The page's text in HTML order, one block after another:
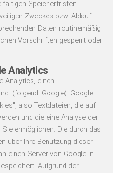
Speicherfristen
Zweckes bzw. Ablauf
Daten routinemäßig
Vorschriften gesperrt oder
Analytics
Analytics, einen
(folgend: Google). Google
also Textdateien, die auf
und die eine Analyse der
ermöglichen. Die durch das
über Ihre Benutzung dieser
einen Server von Google in
Aufgrund der